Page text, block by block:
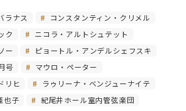
ラナス
コンスタンティン・クリメル
ク
ニコラ・アルトシュテット
ー
ピョートル・アンデルシェフスキ
号
マウロ・ペーター
リヒ
ラゥリーナ・ベンジューナイテ
也子 紀尾井ホール室内管弦楽団